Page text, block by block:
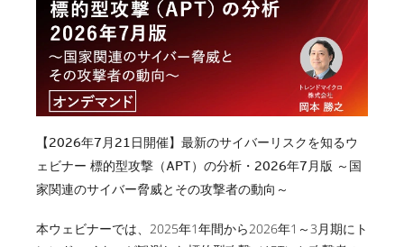
【2026年7月21日開催】最新のサイバーリスクを知るウ
ェビナー 標的型攻撃（APT）の分析・2026年7月版 ～国
家関連のサイバー脅威とその攻撃者の動向～
本ウェビナーでは、2025年1年間から2026年1～3月期にト